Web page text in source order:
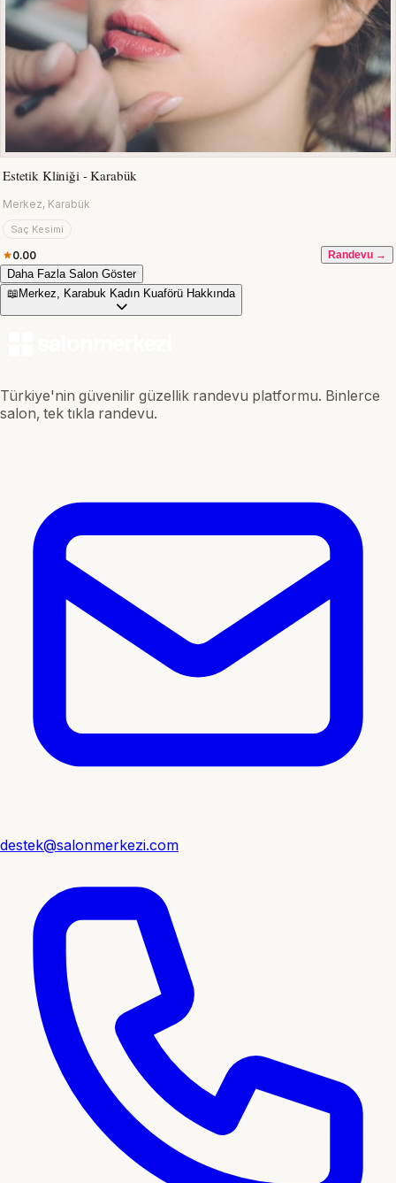
Estetik Kliniği - Karabük
Merkez, Karabük
Saç Kesimi
0.00 Randevu →
Daha Fazla Salon Göster
📖 Merkez, Karabuk Kadın Kuaförü Hakkında
Türkiye'nin güvenilir güzellik randevu platformu. Binlerce
salon, tek tıkla randevu.
destek@salonmerkezi.com